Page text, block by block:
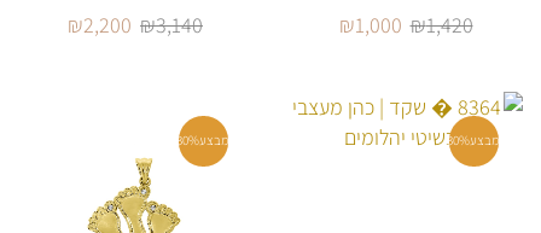
₪1,420
₪1,000
₪3,140
₪2,200
מבצע30% מבצע30%